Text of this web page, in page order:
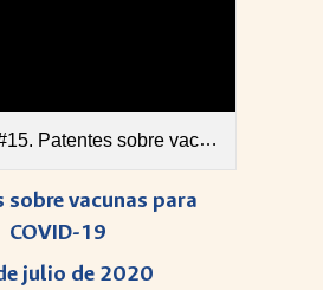
sobre vacunas para COVID-19.pdf
sobre vacunas para
COVID-19
julio de 2020